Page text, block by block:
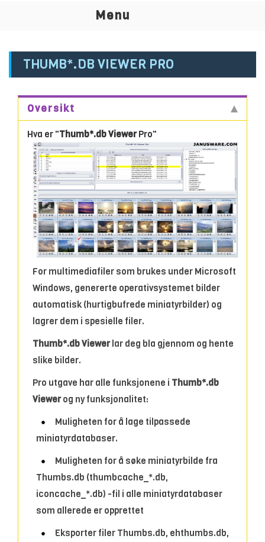
Menu
THUMB*.DB VIEWER PRO
Oversikt
Hva er "Thumb*.db ViewerPro"
For multimediafiler som brukes under Microsoft
Windows, genererte operativsystemet bilder
automatisk (hurtigbufrede miniatyrbilder) og
lagrer dem i spesielle filer.
Thumb*.db Viewerlar deg bla gjennom og hente
slike bilder.
Pro utgave har alle funksjonene i Thumb*.db
Viewerog ny funksjonalitet:
Muligheten for å lage tilpassede
miniatyrdatabaser.
Muligheten for å søke miniatyrbilde fra
Thumbs.db (thumbcache_*.db,
iconcache_*.db) -fil i alle miniatyrdatabaser
som allerede er opprettet
Eksporter filer Thumbs.db, ehthumbs.db,